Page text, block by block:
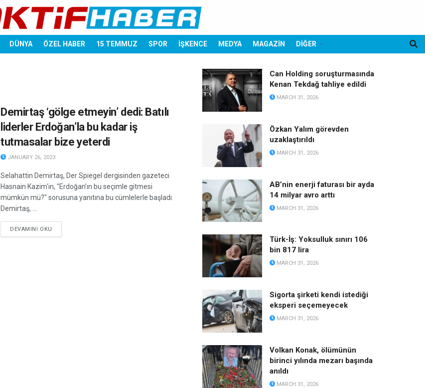
DÜNYA ÖZEL HABER 15 TEMMUZ SPOR İŞKENCE MEDYA MAGAZİN DİĞER
Demirtaş ‘gölge etmeyin’ dedi: Batılı
liderler Erdoğan’la bu kadar iş
tutmasalar bize yeterdi
JANUARY 26, 2023
Selahattin Demirtaş, Der Spiegel dergisinden gazeteci
Hasnain Kazim'in, "Erdoğan’ın bu seçimle gitmesi
mümkün mü?" sorusuna yanıtına bu cümlelerle başladı.
Demirtaş, ...
DEVAMINI OKU
Can Holding soruşturmasında
Kenan Tekdağ tahliye edildi
MARCH 31, 2026
Özkan Yalım görevden
uzaklaştırıldı
MARCH 31, 2026
AB’nin enerji faturası bir ayda
14 milyar avro arttı
MARCH 31, 2026
Türk-İş: Yoksulluk sınırı 106
bin 817 lira
MARCH 31, 2026
Sigorta şirketi kendi istediği
eksperi seçemeyecek
MARCH 31, 2026
Volkan Konak, ölümünün
birinci yılında mezarı başında
anıldı
MARCH 31, 2026